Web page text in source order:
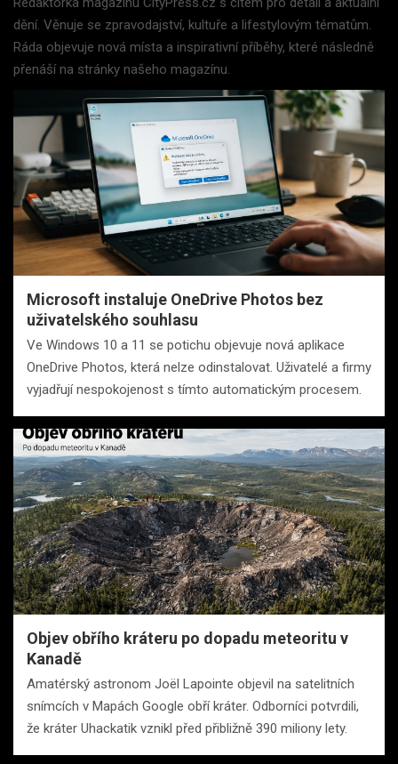
dění. Věnuje se zpravodajství, kultuře a lifestylovým tématům.
Ráda objevuje nová místa a inspirativní příběhy, které následně
přenáší na stránky našeho magazínu.
Microsoft instaluje OneDrive Photos bez
uživatelského souhlasu
Ve Windows 10 a 11 se potichu objevuje nová aplikace
OneDrive Photos, která nelze odinstalovat. Uživatelé a firmy
vyjadřují nespokojenost s tímto automatickým procesem.
Objev obřího kráteru po dopadu meteoritu v
Kanadě
Amatérský astronom Joël Lapointe objevil na satelitních
snímcích v Mapách Google obří kráter. Odborníci potvrdili,
že kráter Uhackatik vznikl před přibližně 390 miliony lety.